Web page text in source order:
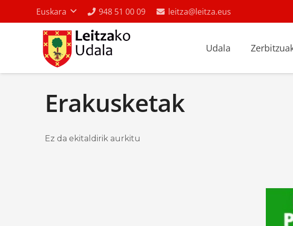
Euskara 948 51 00 09 leitza@leitza.eus
Udala
Erakusketak
Ez da ekitaldirik aurkitu